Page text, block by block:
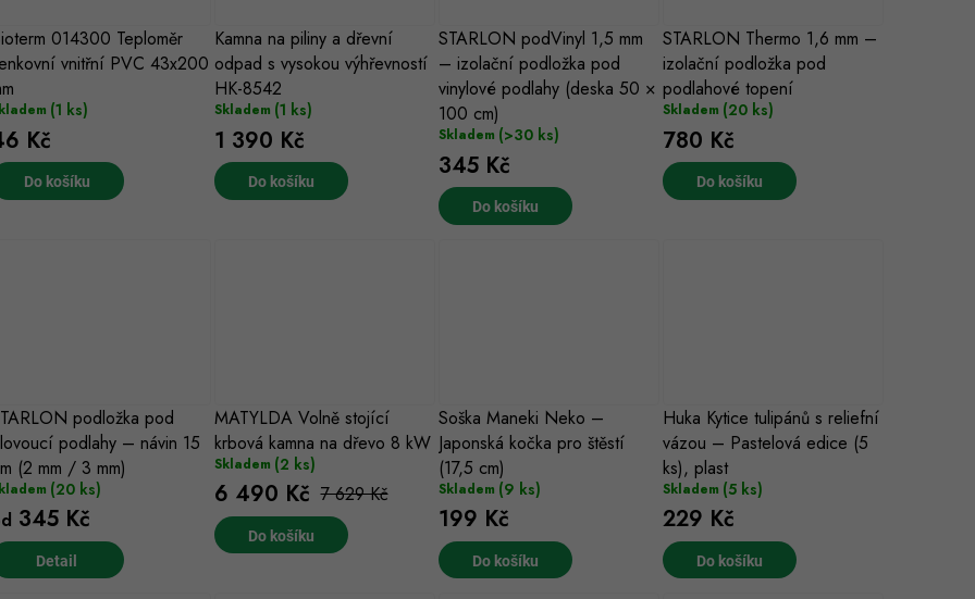
014300 Teploměr
vnitřní PVC 43x200
(1 ks)
Kč
Do košíku
Kamna na piliny a dřevní
odpad s vysokou výhřevností
HK-8542
Skladem (1 ks)
1 390 Kč
Do košíku
STARLON podVinyl 1,5 mm
– izolační podložka pod
vinylové podlahy (deska 50 ×
100 cm)
Skladem (>30 ks)
345 Kč
Do košíku
STARLON Thermo 1,6 mm –
izolační podložka pod
podlahové topení
Skladem (20 ks)
780 Kč
Do košíku
podložka pod
podlahy – návin 15
(2 mm / 3 mm)
(20 ks)
345 Kč
MATYLDA Volně stojící
krbová kamna na dřevo 8 kW
Skladem (2 ks)
6 490 Kč 7 629 Kč
Do košíku
Soška Maneki Neko –
Japonská kočka pro štěstí
(17,5 cm)
Skladem (9 ks)
199 Kč
Do košíku
Huka Kytice tulipánů s reliefní
vázou – Pastelová edice (5
ks), plast
Skladem (5 ks)
229 Kč
Do košíku